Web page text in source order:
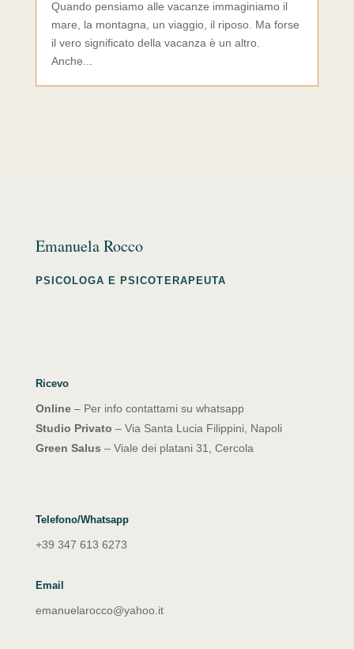
Quando pensiamo alle vacanze immaginiamo il
mare, la montagna, un viaggio, il riposo. Ma forse
il vero significato della vacanza è un altro.
Anche...
Emanuela Rocco
PSICOLOGA E PSICOTERAPEUTA
Ricevo
Online– Per info contattami su whatsapp
Studio Privato – Via Santa Lucia Filippini, Napoli
Green Salus – Viale dei platani 31, Cercola
Telefono/Whatsapp
+39 347 613 6273
Email
emanuelarocco@yahoo.it